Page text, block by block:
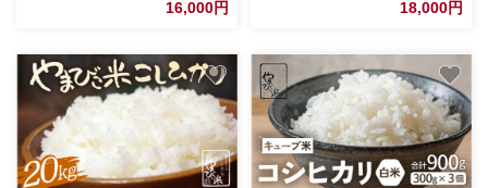
北陸 福井県 特栽米】 [m23-
16,000円 18,000円